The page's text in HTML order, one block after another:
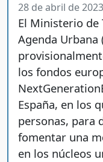
28 de abril de 2023
El Ministerio de
Agenda
los fondos
España, en los
personas, para
fomentar una
en los núcleos